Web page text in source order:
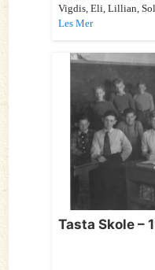
Vigdis, Eli, Lillian,
Les Mer
Tasta Skole –